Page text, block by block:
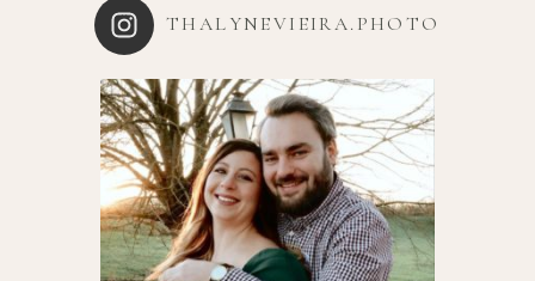
THALYNEVIEIRA.PHOTO